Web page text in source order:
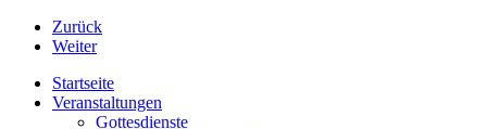
Zurück
Weiter
Startseite
Veranstaltungen
Gottesdienste